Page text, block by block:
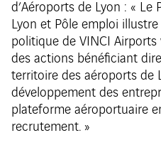
d’Aéroports de Lyon : « Le
Lyon et Pôle emploi
politique de VINCI
des actions bénéficiant
territoire des aéroports de
développement des
plateforme aéroportuaire
recrutement. »